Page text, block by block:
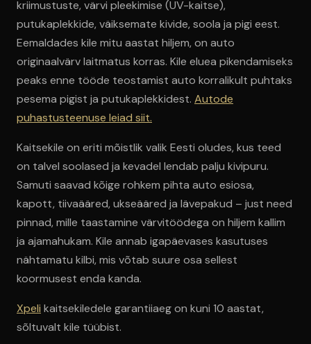
kriimustuste, värvi pleekimise (UV-kaitse),
putukaplekkide, väiksemate kivide, soola ja pigi eest.
Eemaldades kile mitu aastat hiljem, on auto
originaalvärv laitmatus korras. Kile eluea pikendamiseks
peaks enne tööde teostamist auto korralikult puhtaks
pesema pigist ja putukaplekkidest. Autode
puhastusteenuse leiad siit.
Kaitsekile on eriti mõistlik valik Eesti oludes, kus teed
on talvel soolased ja kevadel lendab palju kivipuru.
Samuti saavad kõige rohkem pihta auto esiosa,
kapott, tiivaääred, ukseääred ja lävepakud – just need
pinnad, mille taastamine värvitöödega on hiljem kallim
ja ajamahukam. Kile annab igapäevases kasutuses
nähtamatu kilbi, mis võtab suure osa sellest
koormusest enda kanda.
Xpeli kaitsekiledele garantiiaeg on kuni 10 aastat,
sõltuvalt kile tüübist.